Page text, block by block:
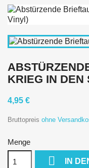
KRIEG IN DEN
4,95 €
Bruttopreis ohne
Menge
 IN